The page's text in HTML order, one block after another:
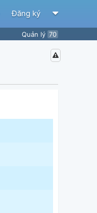
Đăng ký
Quản lý 70